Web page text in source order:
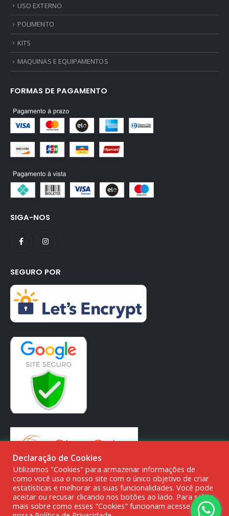
USO EXTERNO
POLIMENTO
KITS
MAQUINAS E EQUIPAMENTOS
FORMAS DE PAGAMENTO
SIGA-NOS
SEGURO POR
© DMG PARTS COMÉRCIO DE PRODUTOS AUTOMOTIVOS -
Declaração de Cookies
Utilizamos "Cookies" para armazenar informações de
como você usa o nosso site com o único objetivo de criar
estatísticas e melhorar as suas funcionalidades. Você pode
aceitar ou recusar clicando nos botões ao lado. Para saber
mais sobre como esses "Cookies" funcionam acesse a